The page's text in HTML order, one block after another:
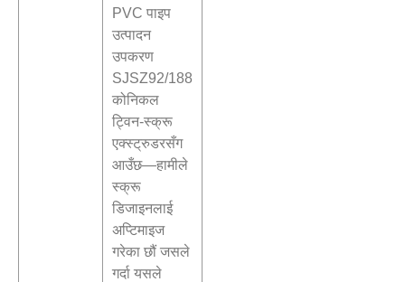
PVC पाइप
उत्पादन
उपकरण
SJSZ92/188
कोनिकल
ट्विन-स्क्रू
एक्स्ट्रुडरसँग
आउँछ—हामीले
स्क्रू
डिजाइनलाई
अप्टिमाइज
गरेका छौं जसले
गर्दा यसले